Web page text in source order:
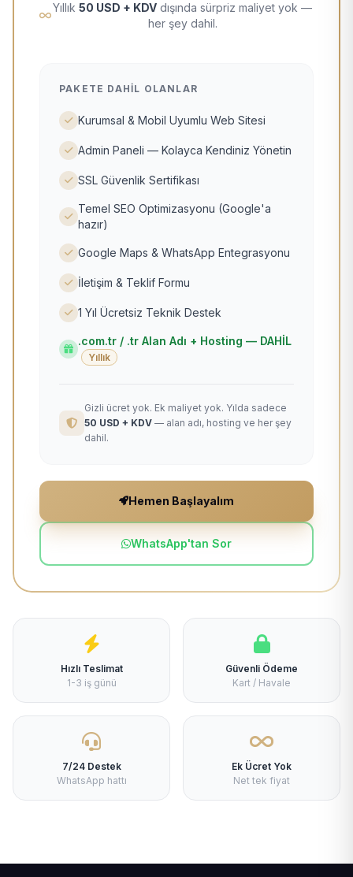
Yıllık 50 USD + KDV dışında sürpriz maliyet yok —
her şey dahil.
PAKETE DAHIL OLANLAR
Kurumsal & Mobil Uyumlu Web Sitesi
Admin Paneli — Kolayca Kendiniz Yönetin
SSL Güvenlik Sertifikası
Temel SEO Optimizasyonu (Google'a
hazır)
Google Maps & WhatsApp Entegrasyonu
İletişim & Teklif Formu
1 Yıl Ücretsiz Teknik Destek
.com.tr / .tr Alan Adı + Hosting — DAHİL
Yıllık
Gizli ücret yok. Ek maliyet yok. Yılda sadece
50 USD + KDV — alan adı, hosting ve her şey
dahil.
Hemen Başlayalım
WhatsApp'tan Sor
Hızlı Teslimat
1-3 iş günü
Güvenli Ödeme
Kart / Havale
7/24 Destek
WhatsApp hattı
Ek Ücret Yok
Net tek fiyat